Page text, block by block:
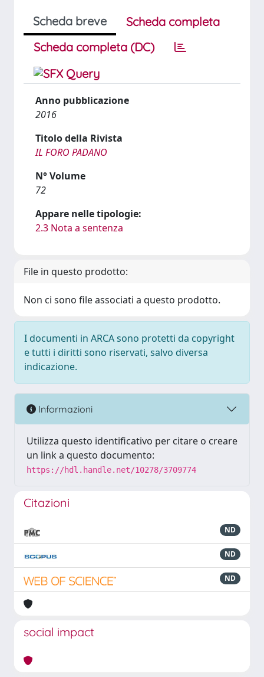
Scheda breve
Scheda completa
Scheda completa (DC)
Anno pubblicazione
2016
Titolo della Rivista
IL FORO PADANO
N° Volume
72
Appare nelle tipologie:
2.3 Nota a sentenza
File in questo prodotto:
Non ci sono file associati a questo prodotto.
I documenti in ARCA sono protetti da copyright
e tutti i diritti sono riservati, salvo diversa
indicazione.
Informazioni
Utilizza questo identificativo per citare o creare
un link a questo documento:
https://hdl.handle.net/10278/3709774
Citazioni
ND
ND
ND
social impact